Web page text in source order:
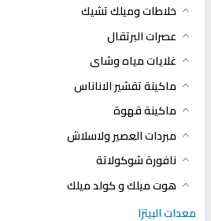
خلاطات وميلك تشيك
عصرات البرتقال
غلايات مياه وشاى
ماكينة تقشير الاناناس
ماكينة قهوة
مبردات العصير ولاسلاش
نافورة شوكولاتة
هوت ميلك و كولد ميلك
معدات البيتزا